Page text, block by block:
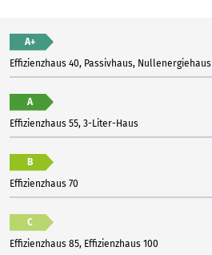
A+
Effizienzhaus 40, Passivhaus, Nullenergiehaus
A
Effizienzhaus 55, 3-Liter-Haus
B
Effizienzhaus 70
C
Effizienzhaus 85, Effizienzhaus 100